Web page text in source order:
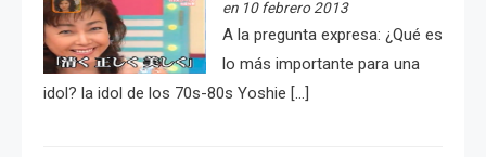
en 10 febrero 2013
A la pregunta expresa: ¿Qué es
lo más importante para una
idol? la idol de los 70s-80s Yoshie […]